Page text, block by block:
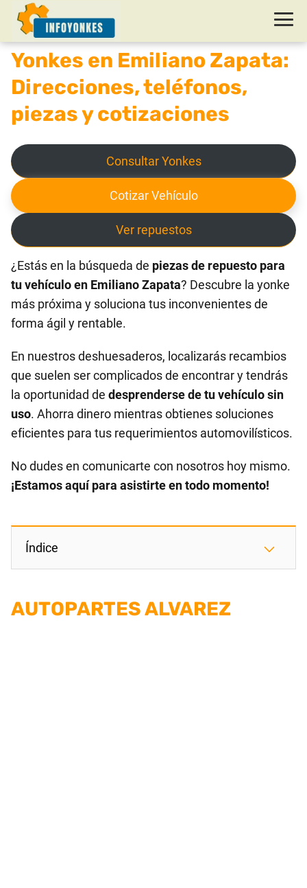
Yonkes en Emiliano Zapata:
Direcciones, teléfonos,
piezas y cotizaciones
Consultar Yonkes
Cotizar Vehículo
Ver repuestos
¿Estás en la búsqueda de piezas de repuesto para
tu vehículo en Emiliano Zapata? Descubre la yonke
más próxima y soluciona tus inconvenientes de
forma ágil y rentable.
En nuestros deshuesaderos, localizarás recambios
que suelen ser complicados de encontrar y tendrás
la oportunidad de desprenderse de tu vehículo sin
uso. Ahorra dinero mientras obtienes soluciones
eficientes para tus requerimientos automovilísticos.
No dudes en comunicarte con nosotros hoy mismo.
¡Estamos aquí para asistirte en todo momento!
Índice
AUTOPARTES ALVAREZ